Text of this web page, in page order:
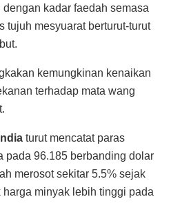
kadar faedah semasa
tujuh mesyuarat berturut-turut
kemungkinan kenaikan
terhadap mata wang
turut mencatat paras
pada 96.185 berbanding dolar
merosot sekitar 5.5% sejak
minyak lebih tinggi pada